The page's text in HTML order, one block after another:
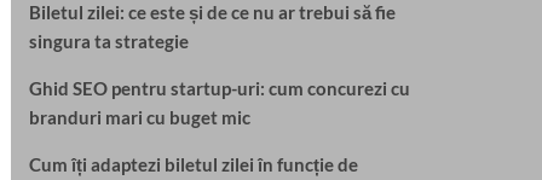
Biletul zilei: ce este și de ce nu ar trebui să fie
singura ta strategie
Ghid SEO pentru startup-uri: cum concurezi cu
branduri mari cu buget mic
Cum îți adaptezi biletul zilei în funcție de